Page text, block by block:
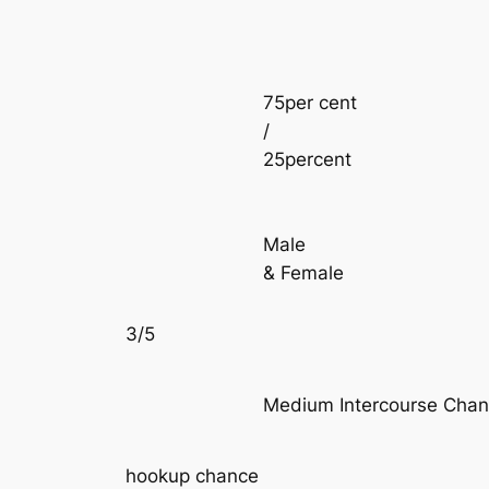
75per cent
/
25percent
Male
& Female
3/5
hookup chance
Medium Intercourse